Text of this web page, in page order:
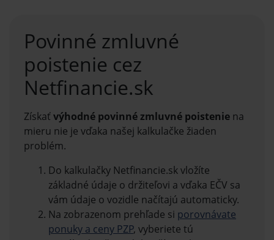
Povinné zmluvné
poistenie cez
Netfinancie.sk
Získaťvýhodné povinné zmluvné poistenie na
mieru nie je vďaka našej kalkulačke žiaden
problém.
Do kalkulačky Netfinancie.sk vložíte
základné údaje o držiteľovi a vďaka EČV sa
vám údaje o vozidle načítajú automaticky.
Na zobrazenom prehľade si porovnávate
ponuky a ceny PZP, vyberiete tú